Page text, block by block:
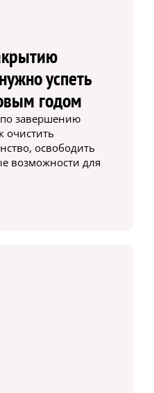
успеть
годом
завершению
очистить
освободить
возможности для